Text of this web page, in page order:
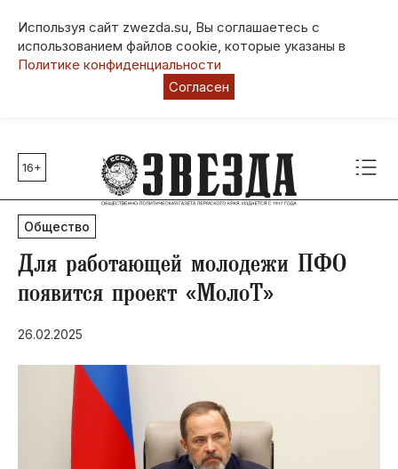
Используя сайт zwezda.su, Вы соглашаетесь с
использованием файлов cookie, которые указаны в
Политике конфиденциальности
Согласен
Главные темы
80 лет Победы
Молодежная столица РФ
СВО
Выборы в Пермском крае
Социальная поддержка
Инфраструктура
Благоустройство
16+
Общество
Для работающей молодежи ПФО
появится проект «МолоТ»
26.02.2025